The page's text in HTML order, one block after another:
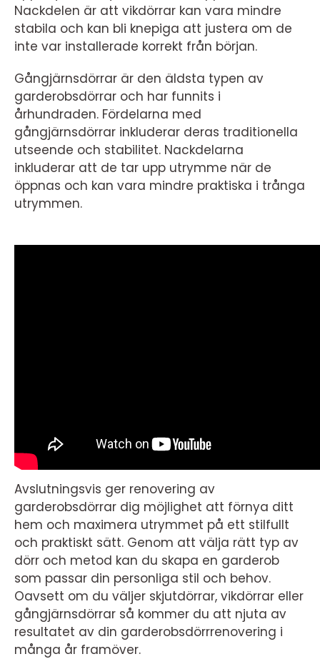
Nackdelen är att vikdörrar kan vara mindre
stabila och kan bli knepiga att justera om de
inte var installerade korrekt från början.
Gångjärnsdörrar är den äldsta typen av
garderobsdörrar och har funnits i
århundraden. Fördelarna med
gångjärnsdörrar inkluderar deras traditionella
utseende och stabilitet. Nackdelarna
inkluderar att de tar upp utrymme när de
öppnas och kan vara mindre praktiska i trånga
utrymmen.
Avslutningsvis ger renovering av
garderobsdörrar dig möjlighet att förnya ditt
hem och maximera utrymmet på ett stilfullt
och praktiskt sätt. Genom att välja rätt typ av
dörr och metod kan du skapa en garderob
som passar din personliga stil och behov.
Oavsett om du väljer skjutdörrar, vikdörrar eller
gångjärnsdörrar så kommer du att njuta av
resultatet av din garderobsdörrrenovering i
många år framöver.